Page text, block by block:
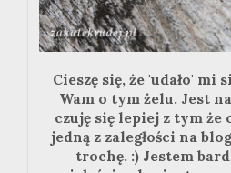
Cieszę się, że 'udało' mi
Wam o tym żelu. Jest
czuję się lepiej z tym że
jedną z zaległości na
trochę. :) Jestem